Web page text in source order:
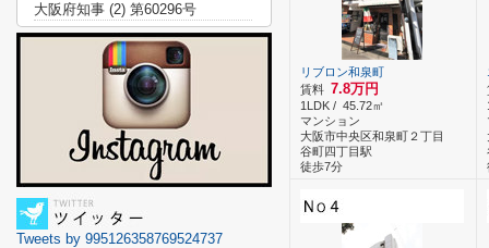
リブロン和泉町
賃料 7.8万円
1LDK / 45.72㎡
マンション
大阪市中央区和泉町２丁目
谷町四丁目駅
徒歩7分
大阪府知事 (2) 第60296号
Tweets by 995126358769524737